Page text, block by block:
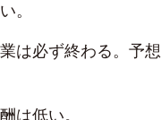
。
は必ず終わる。予
は低い。